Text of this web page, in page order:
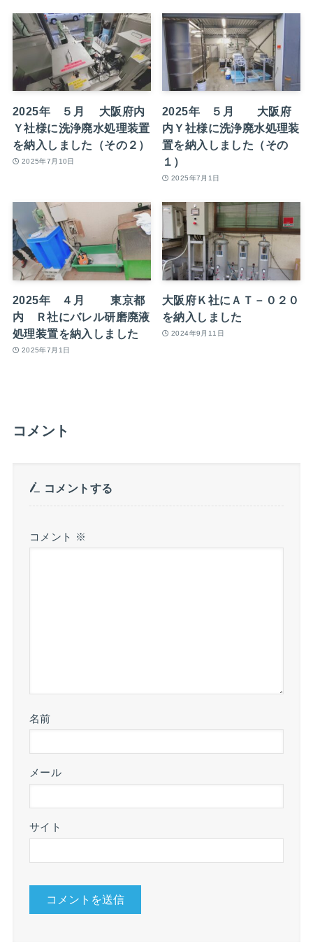
2025年 ５月 大阪府内
Ｙ社様に洗浄廃水処理装置
を納入しました（その２）
2025年7月10日
2025年 ５月 大阪府
内Ｙ社様に洗浄廃水処理装
置を納入しました（その
１）
2025年7月1日
2025年 ４月 東京都
内 Ｒ社にバレル研磨廃液
処理装置を納入しました
2025年7月1日
大阪府Ｋ社にＡＴ－０２０
を納入しました
2024年9月11日
コメント
コメントする
コメント ※
名前
メール
サイト